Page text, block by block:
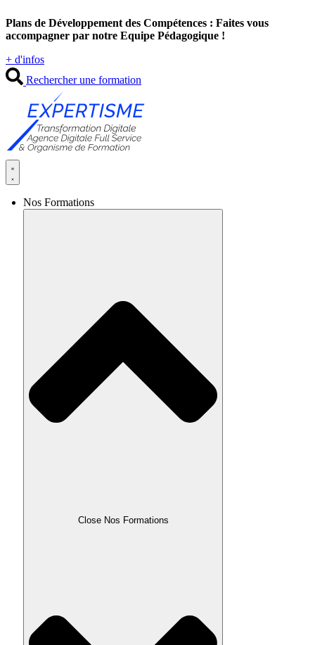
au
contenu
Plans de Développement des Compétences : Faites vous
accompagner par notre Equipe Pédagogique !
+ d'infos
Rechercher une formation
Nos Formations
Close Nos Formations